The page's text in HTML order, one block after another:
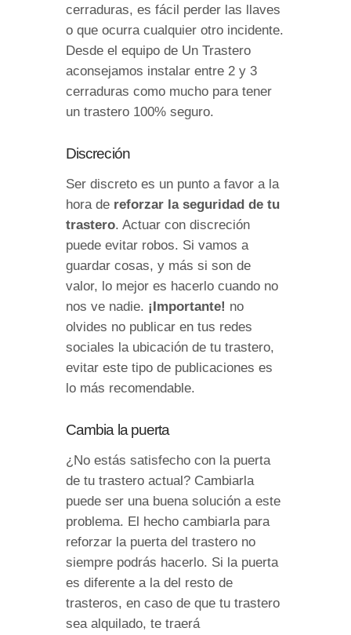
cerraduras, es fácil perder las llaves
o que ocurra cualquier otro incidente.
Desde el equipo de Un Trastero
aconsejamos instalar entre 2 y 3
cerraduras como mucho para tener
un trastero 100% seguro.
Discreción
Ser discreto es un punto a favor a la
hora de reforzar la seguridad de tu
trastero. Actuar con discreción
puede evitar robos. Si vamos a
guardar cosas, y más si son de
valor, lo mejor es hacerlo cuando no
nos ve nadie. ¡Importante! no
olvides no publicar en tus redes
sociales la ubicación de tu trastero,
evitar este tipo de publicaciones es
lo más recomendable.
Cambia la puerta
¿No estás satisfecho con la puerta
de tu trastero actual? Cambiarla
puede ser una buena solución a este
problema. El hecho cambiarla para
reforzar la puerta del trastero no
siempre podrás hacerlo. Si la puerta
es diferente a la del resto de
trasteros, en caso de que tu trastero
sea alquilado, te traerá